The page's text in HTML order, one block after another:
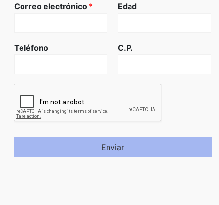
Correo electrónico * Edad
Teléfono C.P.
Enviar